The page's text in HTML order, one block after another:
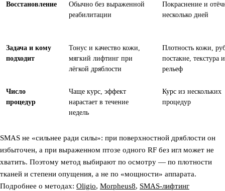
Восстановление
Обычно без выраженной
реабилитации
Покраснение и
несколько дней
Задача и кому
подходит
Тонус и качество кожи,
мягкий лифтинг при
лёгкой дряблости
Плотность кожи,
постакне, текстура и
рельеф
Число
процедур
Чаще курс, эффект
нарастает в течение
недель
Курс из нескольких
процедур
SMAS не «сильнее ради силы»: при поверхностной дряблости он
избыточен, а при выраженном птозе одного RF без игл может не
хватить. Поэтому метод выбирают по осмотру — по плотности
тканей и степени опущения, а не по «мощности» аппарата.
Подробнее о методах: Oligio, Morpheus8, SMAS-лифтинг